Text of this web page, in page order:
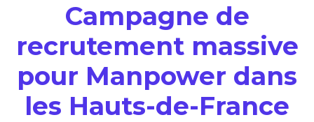
Campagne de
recrutement massive
pour Manpower dans
les Hauts-de-France